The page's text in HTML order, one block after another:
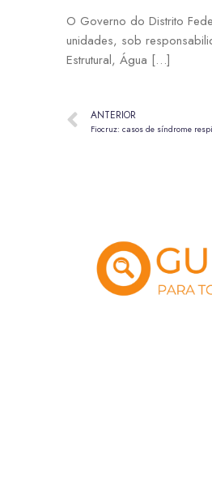
O Governo do Distrito
unidades, sob
Estrutural, Água […]
ANTERIOR
Fiocruz: casos de síndrome